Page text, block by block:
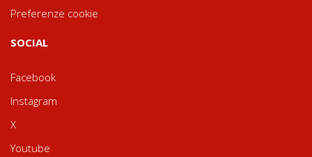
Preferenze cookie
SOCIAL
Facebook
Instagram
X
Youtube